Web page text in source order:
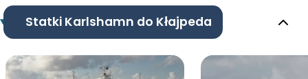
Statki Karlshamn do Kłajpeda